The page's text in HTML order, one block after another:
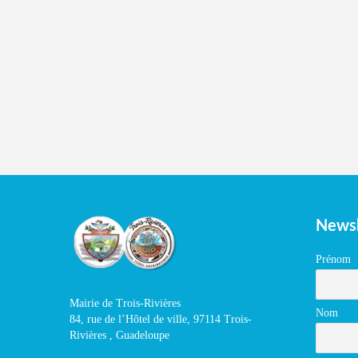
Mairie de Trois-Rivières
84, rue de l’Hôtel de ville, 97114 Trois-
Rivières , Guadeloupe
Prénom
Nom